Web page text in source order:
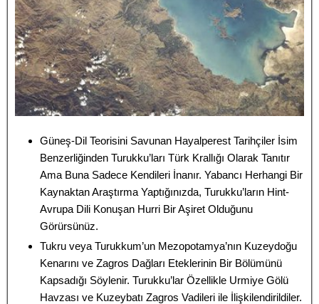
Güneş-Dil Teorisini Savunan Hayalperest Tarihçiler İsim
Benzerliğinden Turukku’ları Türk Krallığı Olarak Tanıtır
Ama Buna Sadece Kendileri İnanır. Yabancı Herhangi Bir
Kaynaktan Araştırma Yaptığınızda, Turukku’ların Hint-
Avrupa Dili Konuşan Hurri Bir Aşiret Olduğunu
Görürsünüz.
Tukru veya Turukkum’un Mezopotamya’nın Kuzeydoğu
Kenarını ve Zagros Dağları Eteklerinin Bir Bölümünü
Kapsadığı Söylenir. Turukku’lar Özellikle Urmiye Gölü
Havzası ve Kuzeybatı Zagros Vadileri ile İlişkilendirildiler.